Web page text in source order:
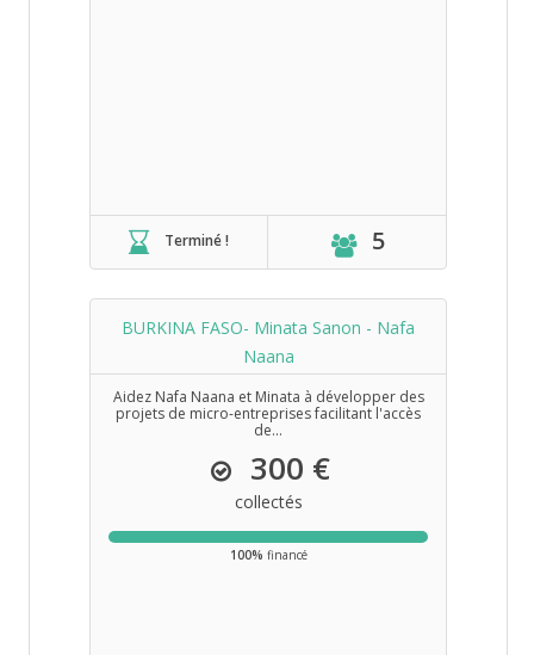
Terminé ! 5
BURKINA FASO- Minata Sanon - Nafa
Naana
Aidez Nafa Naana et Minata à développer des
projets de micro-entreprises facilitant l'accès
de...
300 €
collectés
100% financé